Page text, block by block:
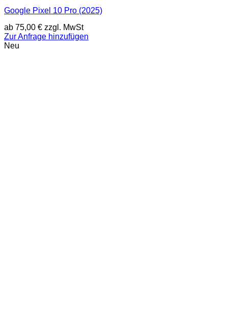
Google Pixel 10 Pro (2025)
ab 75,00 € zzgl. MwSt
Zur Anfrage hinzufügen
Neu